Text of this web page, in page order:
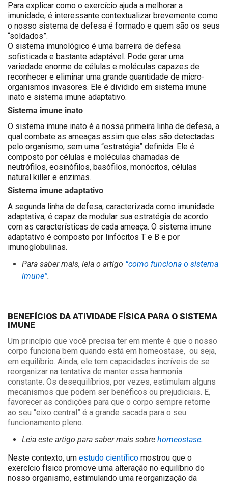
Para explicar como o exercício ajuda a melhorar a
imunidade, é interessante contextualizar brevemente como
o nosso sistema de defesa é formado e quem são os seus
“soldados”.
O sistema imunológico é uma barreira de defesa
sofisticada e bastante adaptável. Pode gerar uma
variedade enorme de células e moléculas capazes de
reconhecer e eliminar uma grande quantidade de micro-
organismos invasores. Ele é dividido em sistema imune
inato e sistema imune adaptativo.
Sistema imune inato
O sistema imune inato é a nossa primeira linha de defesa, a
qual combate as ameaças assim que elas são detectadas
pelo organismo, sem uma “estratégia” definida. Ele é
composto por células e moléculas chamadas de
neutrófilos, eosinófilos, basófilos, monócitos, células
natural killer e enzimas.
Sistema imune adaptativo
A segunda linha de defesa, caracterizada como imunidade
adaptativa, é capaz de modular sua estratégia de acordo
com as características de cada ameaça. O sistema imune
adaptativo é composto por linfócitos T e B e por
imunoglobulinas.
Para saber mais, leia o artigo “como funciona o sistema
imune”.
BENEFÍCIOS DA ATIVIDADE FÍSICA PARA O SISTEMA
IMUNE
Um princípio que você precisa ter em mente é que o nosso
corpo funciona bem quando está em homeostase, ou seja,
em equilíbrio. Ainda, ele tem capacidades incríveis de se
reorganizar na tentativa de manter essa harmonia
constante. Os desequilíbrios, por vezes, estimulam alguns
mecanismos que podem ser benéficos ou prejudiciais. E,
favorecer as condições para que o corpo sempre retorne
ao seu “eixo central” é a grande sacada para o seu
funcionamento pleno.
Leia este artigo para saber mais sobrehomeostase.
Neste contexto, um estudo científico mostrou que o
exercício físico promove uma alteração no equilíbrio do
nosso organismo, estimulando uma reorganização da